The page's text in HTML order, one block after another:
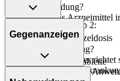
Art der Anwendung?
Nehmen Sie das Arzneimittel
Dauer der Anwendung?
Die Anwendungsdauer
und/oder Dauer der
Diabetes mellitus Typ 2:
Personenkreis
Einzeldosis
Jahren und
1 Tablette
Gegenanzeigen
Was spricht gegen eine